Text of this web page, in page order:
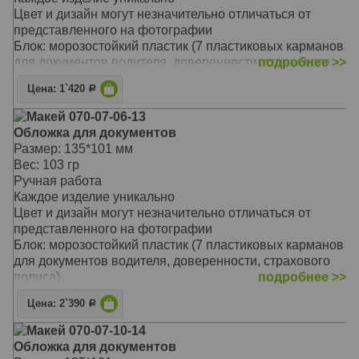
Пластиковый блок высокого качества обеспечит
сохранность всем документам: водительское
удостоверение, доверенность, страховой полис и
другие
Цвет и дизайн могут незначительно отличаться от
представленного на фотографии
Блок: морозостойкий пластик (7 пластиковых карманов
для документов водителя, доверенности, страхового
Тип обложки: съемная обложка
Материал обложки: натуральная кожа
Предлагаемый вариант комплекта: обложка для
документов с брелоком хорошо подойдет истинным
автолюбителям, приверженцам конкретной марки
автомобиля - Nissan.
Обложка из мягкой телячьей кожи натурального
дубления выполнена мастером вручную
Пластиковый блок высокого качества обеспечит
сохранность всем документам: водительское
удостоверение, доверенность, страховой полис и
другие
подробнее >>
Цена: 1`420 Р
Макей 070-07-06-13
Обложка для документов
Размер: 135*101 мм
Вес: 103 гр
Ручная работа
Каждое изделие уникально
Цвет и дизайн могут незначительно отличаться от
представленного на фотографии
Блок: морозостойкий пластик (7 пластиковых карманов
для документов водителя, доверенности, страхового
полиса)
Тип обложки: съемная обложка
Материал обложки: натуральная кожа
Универсальная обложка для документов содержит
секции для хранения документов водителя, паспорта, а
подробнее >>
Цена: 2`390 Р
Макей 070-07-10-14
Обложка для документов